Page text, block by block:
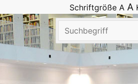
Schriftgröße A A